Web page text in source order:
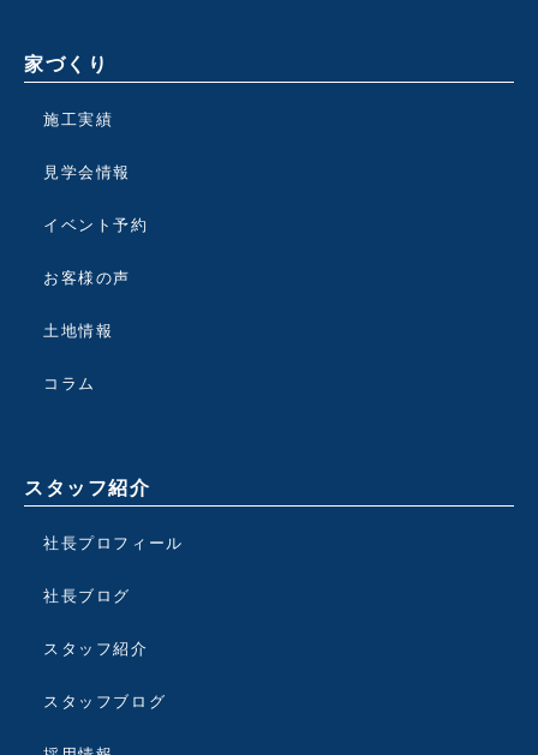
家づくり
施工実績
見学会情報
イベント予約
お客様の声
土地情報
コラム
スタッフ紹介
社長プロフィール
社長ブログ
スタッフ紹介
スタッフブログ